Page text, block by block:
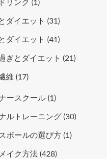
リンク (1)
ダイエット (31)
ダイエット (41)
ぎとダイエット (21)
維 (17)
ースクール (1)
ルトレーニング (30)
ボールの選び方 (1)
イク方法 (428)